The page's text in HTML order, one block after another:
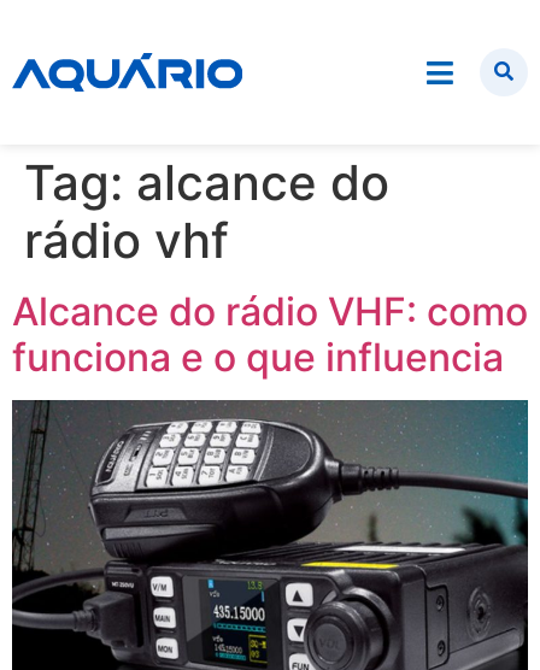
Tag: alcance do
rádio vhf
Alcance do rádio VHF: como
funciona e o que influencia